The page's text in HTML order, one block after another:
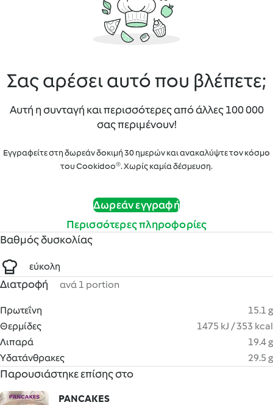
Σας αρέσει αυτό που βλέπετε;
Αυτή η συνταγή και περισσότερες από άλλες 100 000
σας περιμένουν!
Εγγραφείτε στη δωρεάν δοκιμή 30 ημερών και ανακαλύψτε τον κόσμο
του Cookidoo®. Χωρίς καμία δέσμευση.
Δωρεάν εγγραφή
Περισσότερες πληροφορίες
Βαθμός δυσκολίας
εύκολη
Διατροφή ανά 1 portion
Πρωτεΐνη
15.1 g
Θερμίδες
1475 kJ / 353 kcal
Λιπαρά
19.4 g
Υδατάνθρακες
29.5 g
Παρουσιάστηκε επίσης στο
PANCAKES